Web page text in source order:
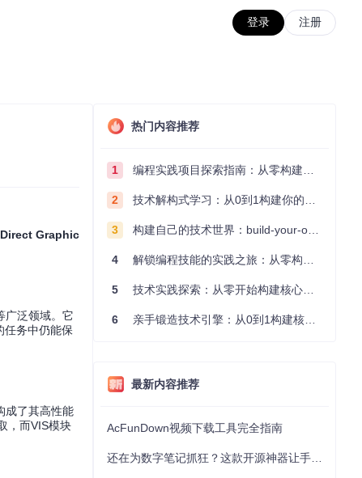
登录 注册
Direct Graphic
广泛领域。它
任务中仍能保
成了其高性能
，而VIS模块
热门内容推荐
1 编程实践项目探索指南：从零构建技术能力体系
2 技术解构式学习：从0到1构建你的编程知识体系
3 构建自己的技术世界：build-your-own-x项目的实践探索指南
4 解锁编程技能的实践之旅：从零构建你的技术世界
5 技术实践探索：从零开始构建核心系统的实践指南
6 亲手锻造技术引擎：从0到1构建核心系统的实践指南
最新内容推荐
AcFunDown视频下载工具完全指南